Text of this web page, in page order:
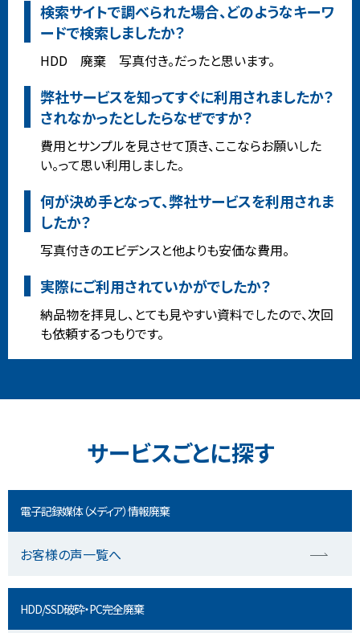
検索サイトで調べられた場合、どのようなキーワ
ードで検索しましたか？
HDD 廃棄 写真付き。だったと思います。
弊社サービスを知ってすぐに利用されましたか？
されなかったとしたらなぜですか？
費用とサンプルを見させて頂き、ここならお願いした
い。って思い利用しました。
何が決め手となって、弊社サービスを利用されま
したか？
写真付きのエビデンスと他よりも安価な費用。
実際にご利用されていかがでしたか？
納品物を拝見し、とても見やすい資料でしたので、次回
も依頼するつもりです。
サービスごとに探す
電子記録媒体（メディア）情報廃棄
お客様の声一覧へ
HDD/SSD破砕・PC完全廃棄